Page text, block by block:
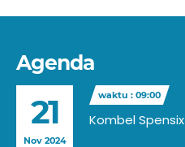
Agenda
21
Nov 2024
waktu : 09:00
Kombel Spensix